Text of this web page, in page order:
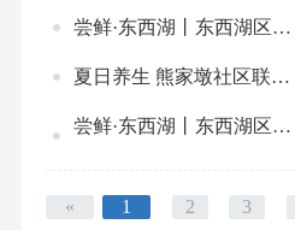
尝鲜·东西湖丨东西湖区2025年8月上旬文旅体活动预告
夏日养生 熊家墩社区联合开展公益健康讲座及义诊活动
尝鲜·东西湖丨东西湖区2025年7月下旬文旅体活动预告
« 1 2 3